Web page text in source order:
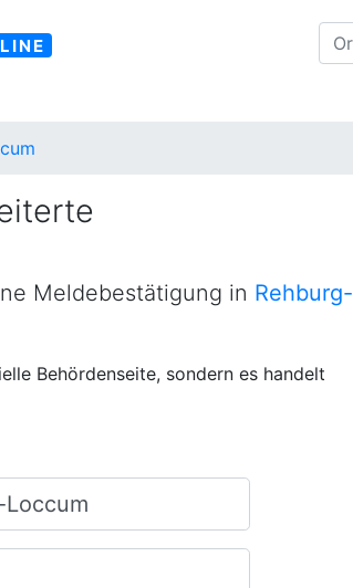
Meldebestätigung in Rehburg-
Behördenseite, sondern es handelt